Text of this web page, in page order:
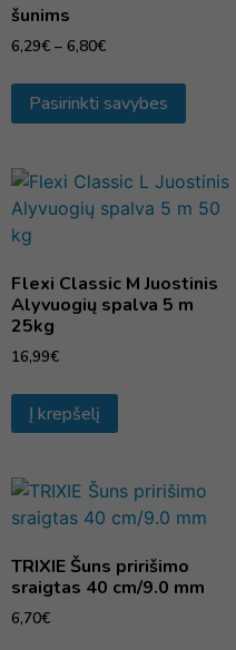
šunims
6,29€ – 6,80€
Pasirinkti savybes
Flexi Classic M Juostinis
Alyvuogių spalva 5 m
25kg
16,99€
Į krepšelį
TRIXIE Šuns pririšimo
sraigtas 40 cm/9.0 mm
6,70€